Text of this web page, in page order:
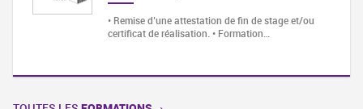
• Remise d’une attestation de fin de stage et/ou
certificat de réalisation. • Formation…